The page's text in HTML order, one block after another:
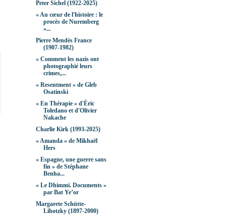
Peter Sichel (1922-2025)
« Au cœur de l'histoire : le
procès de Nuremberg
»...
Pierre Mendès France
(1907-1982)
« Comment les nazis ont
photographié leurs
crimes,...
« Resentment » de Gleb
Osatinski
« En Thérapie » d'Éric
Toledano et d'Olivier
Nakache
Charlie Kirk (1993-2025)
« Amanda » de Mikhaël
Hers
« Espagne, une guerre sans
fin » de Stéphane
Benha...
« Le Dhimmi. Documents »
par Bat Ye’or
Margarete Schütte-
Lihotzky (1897-2000)